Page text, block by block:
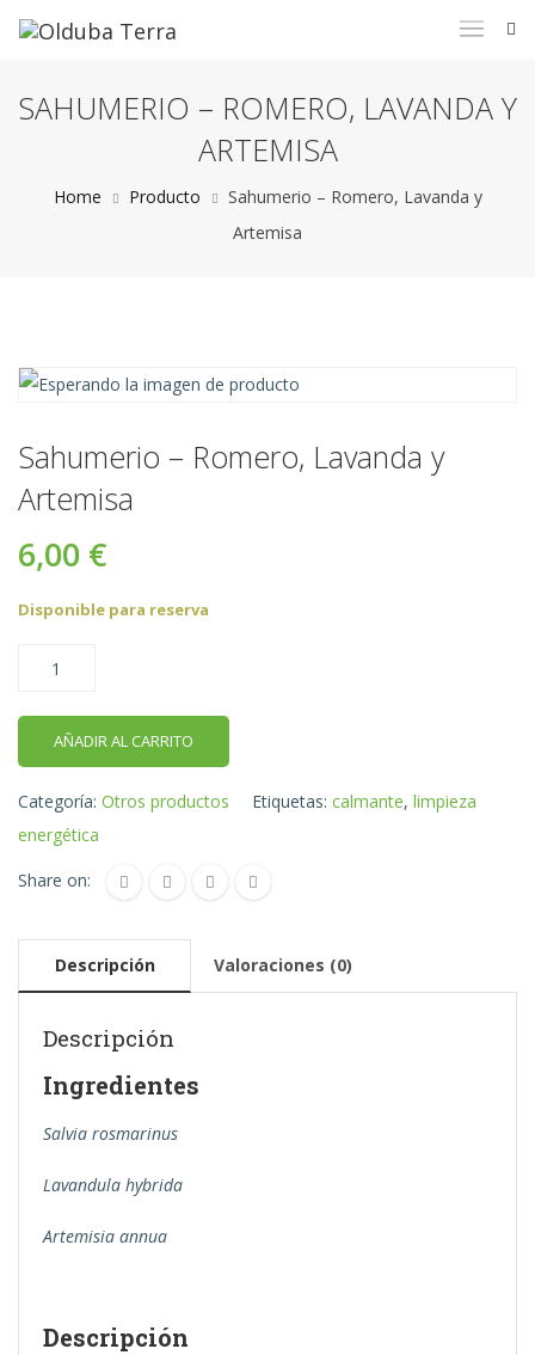
SAHUMERIO – ROMERO, LAVANDA Y
ARTEMISA
Home Producto
Sahumerio – Romero, Lavanda y
Artemisa
Sahumerio – Romero, Lavanda y
Artemisa
6,00 €
Disponible para reserva
AÑADIR AL CARRITO
Categoría: Otros productos Etiquetas: calmante, limpieza
energética
Share on:
Descripción Valoraciones (0)
Descripción
Ingredientes
Salvia rosmarinus
Lavandula hybrida
Artemisia annua
Descripción